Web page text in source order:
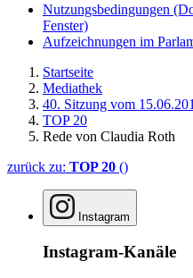
Nutzungsbedingungen
Fenster)
Aufzeichnungen im
Startseite
Mediathek
40. Sitzung vom
TOP 20
Rede von Claudia Roth
zurück zu: TOP 20 ()
Instagram
Instagram-Kanäle